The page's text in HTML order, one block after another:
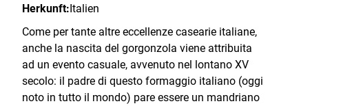
Herkunft:Italien
Come per tante altre eccellenze casearie italiane,
anche la nascita del gorgonzola viene attribuita
ad un evento casuale, avvenuto nel lontano XV
secolo: il padre di questo formaggio italiano (oggi
noto in tutto il mondo) pare essere un mandriano